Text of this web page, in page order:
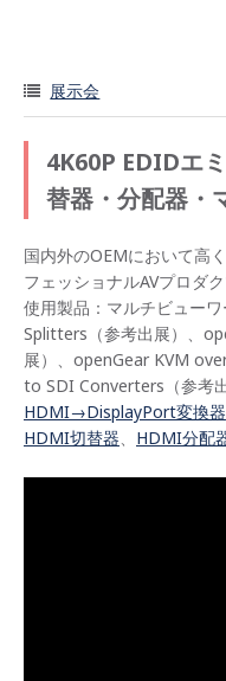
展示会
4K60P EDIDエ
替器・分配器・
国内外のOEMにおいて高
フェッショナルAVプロダ
使用製品：マルチビュー
Splitters（参考出展）、
展）、openGear KVM
to SDI Converters（参考出
HDMI→DisplayPort変換器
HDMI切替器、 HDMI分配